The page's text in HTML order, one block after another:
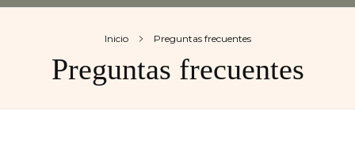
Clínica Ager
Unidad de Nutrición
Inicio Preguntas frecuentes
Preguntas frecuentes